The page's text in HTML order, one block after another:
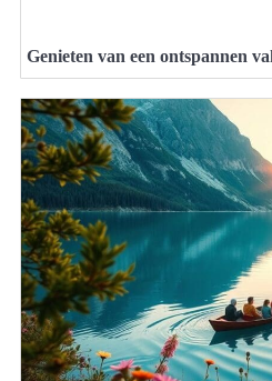
Genieten van een ontspannen